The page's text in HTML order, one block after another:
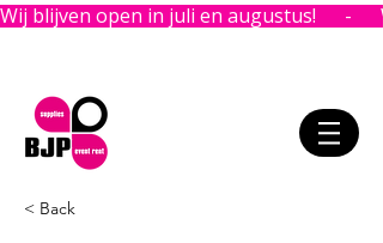
Wij blijven open in juli en augustus!      -
< Back